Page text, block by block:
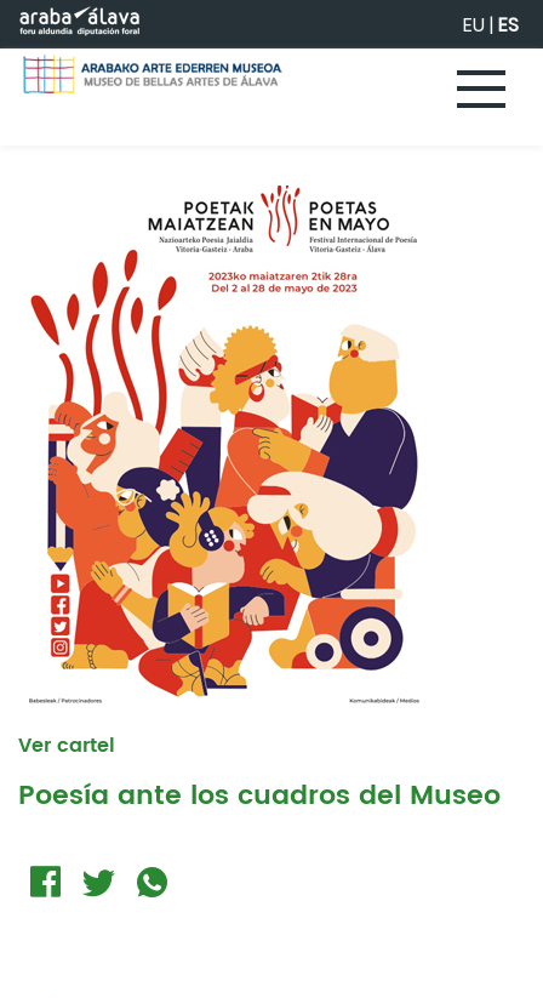
Saltar al contenido principal EU|ES
Ver cartel
Poesía ante los cuadros del Museo